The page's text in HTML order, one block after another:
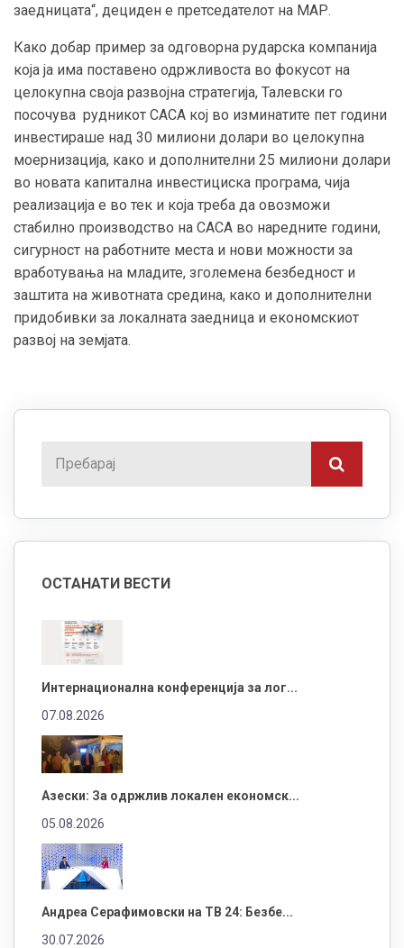
заедницата“, дециден е претседателот на МАР.
Како добар пример за одговорна рударска компанија
која ја има поставено одржливоста во фокусот на
целокупна своја развојна стратегија, Талевски го
посочува рудникот САСА кој во изминатите пет години
инвестираше над 30 милиони долари во целокупна
моернизација, како и дополнителни 25 милиони долари
во новата капитална инвестициска програма, чија
реализација е во тек и која треба да овозможи
стабилно производство на САСА во наредните години,
сигурност на работните места и нови можности за
вработувања на младите, зголемена безбедност и
заштита на животната средина, како и дополнителни
придобивки за локалната заедница и економскиот
развој на земјата.
ОСТАНАТИ ВЕСТИ
Интернационална конференција за лог...
07.08.2026
Азески: За одржлив локален економск...
05.08.2026
Андреа Серафимовски на ТВ 24: Безбе...
30.07.2026